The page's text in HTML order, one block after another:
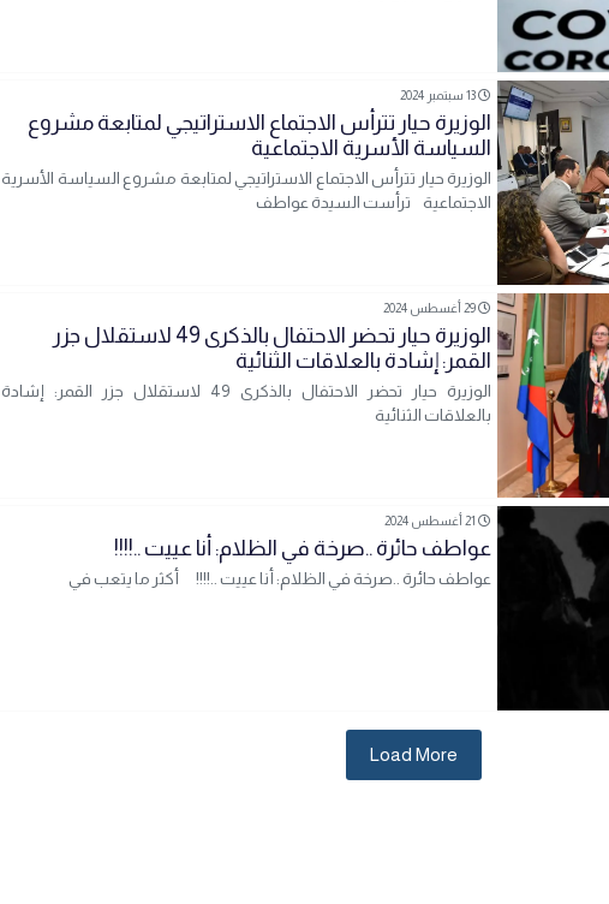
13 سبتمبر 2024
الوزيرة حيار تترأس الاجتماع الاستراتيجي لمتابعة مشروع
السياسة الأسرية الاجتماعية
الوزيرة حيار تترأس الاجتماع الاستراتيجي لمتابعة مشروع السياسة الأسرية
الاجتماعية ترأست السيدة عواطف
29 أغسطس 2024
الوزيرة حيار تحضر الاحتفال بالذكرى 49 لاستقلال جزر
القمر: إشادة بالعلاقات الثنائية
الوزيرة حيار تحضر الاحتفال بالذكرى 49 لاستقلال جزر القمر: إشادة
بالعلاقات الثنائية
21 أغسطس 2024
عواطف حائرة ..صرخة في الظلام: أنا عييت ..!!!!
عواطف حائرة ..صرخة في الظلام: أنا عييت ..!!!! أكثر ما يتعب في
Load More